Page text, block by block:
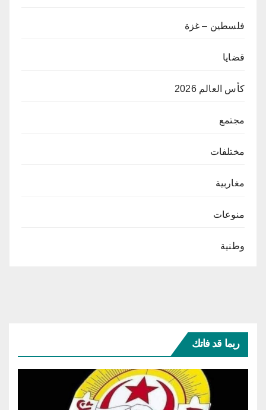
فلسطين – غزة
قضايا
كأس العالم 2026
مجتمع
مختلفات
مغاربية
منوعات
وطنية
ربما قد فاتك